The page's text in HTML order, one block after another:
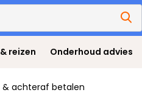
reizen Onderhoud advies
& achteraf betalen